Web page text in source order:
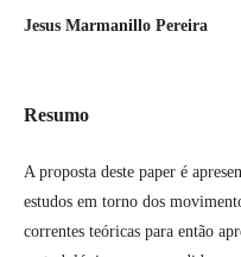
Jesus Marmanillo Pereira
Resumo
A proposta deste paper é
estudos em torno dos
correntes teóricas para então